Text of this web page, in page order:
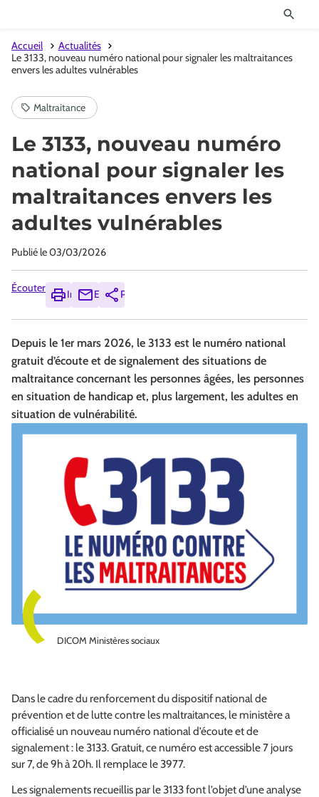
Accueil
Actualités
Le 3133, nouveau numéro national pour signaler les maltraitances
envers les adultes vulnérables
Le 3133, nouveau numéro
national pour signaler les
maltraitances envers les
adultes vulnérables
Publié le03/03/2026
Écouter
ImprimerEnvoyerPartager
Depuis le 1er mars 2026, le 3133 est le numéro national
gratuit d’écoute et de signalement des situations de
maltraitance concernant les personnes âgées, les personnes
en situation de handicap et, plus largement, les adultes en
situation de vulnérabilité.
DICOM Ministères sociaux
Dans le cadre du renforcement du dispositif national de
prévention et de lutte contre les maltraitances, le ministère a
officialisé un nouveau numéro national d’écoute et de
signalement : le 3133. Gratuit, ce numéro est accessible 7 jours
sur 7, de 9h à 20h. Il remplace le 3977.
Les signalements recueillis par le 3133 font l’objet d’une analyse